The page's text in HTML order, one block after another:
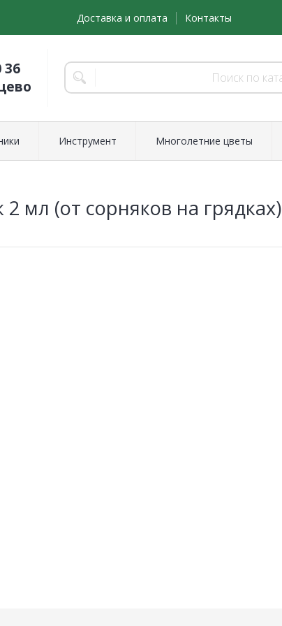
Доставка и оплата Контакты
36
Инструмент Многолетние цветы
мл (от сорняков на грядках)